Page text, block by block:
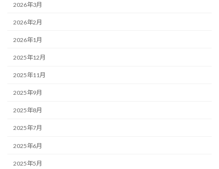
2026年3月
2026年2月
2026年1月
2025年12月
2025年11月
2025年9月
2025年8月
2025年7月
2025年6月
2025年5月